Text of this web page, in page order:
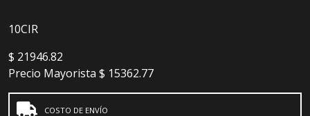
10CIR
$ 21946.82
Precio Mayorista $ 15362.77
COSTO DE ENVÍO